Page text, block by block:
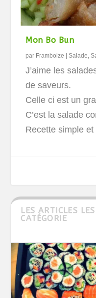
Mon Bo Bun
par Framboize |Salade,
J’aime les
de saveurs.
Celle ci est un
C’est la salade
Recette simple
LES ARTICLES
CATÉGORIE